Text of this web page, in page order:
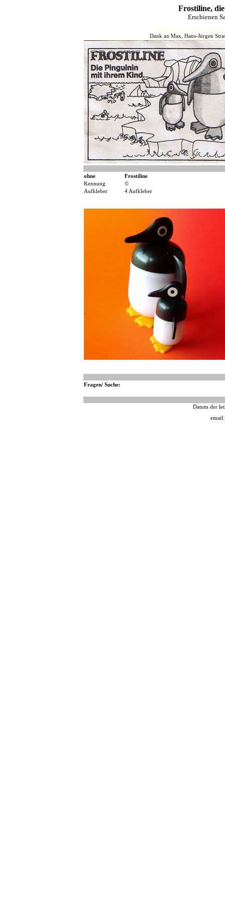
Frostiline,
Erschienen
HJFHenze - Helmut´s
Dank an Max, Hans-Jürgen
ohne
Frostiline
Kennung
©
Aufkleber
4 Aufkleber
Fragen/ Suche:
Datum der